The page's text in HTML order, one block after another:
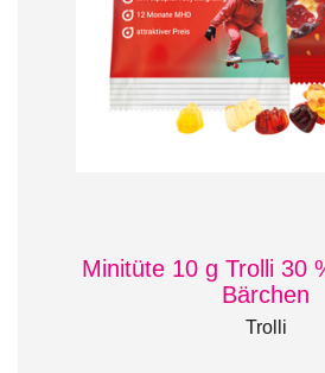
Minitüte 10 g Trolli 30
Bärchen
Trolli